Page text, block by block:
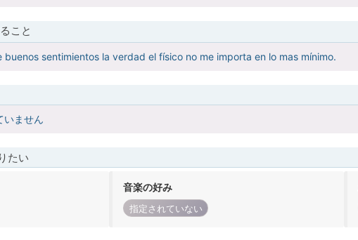
こと
sentimientos la verdad el físico no me importa en lo mas mínimo.
いません
たい
音楽の好み
指定されていない